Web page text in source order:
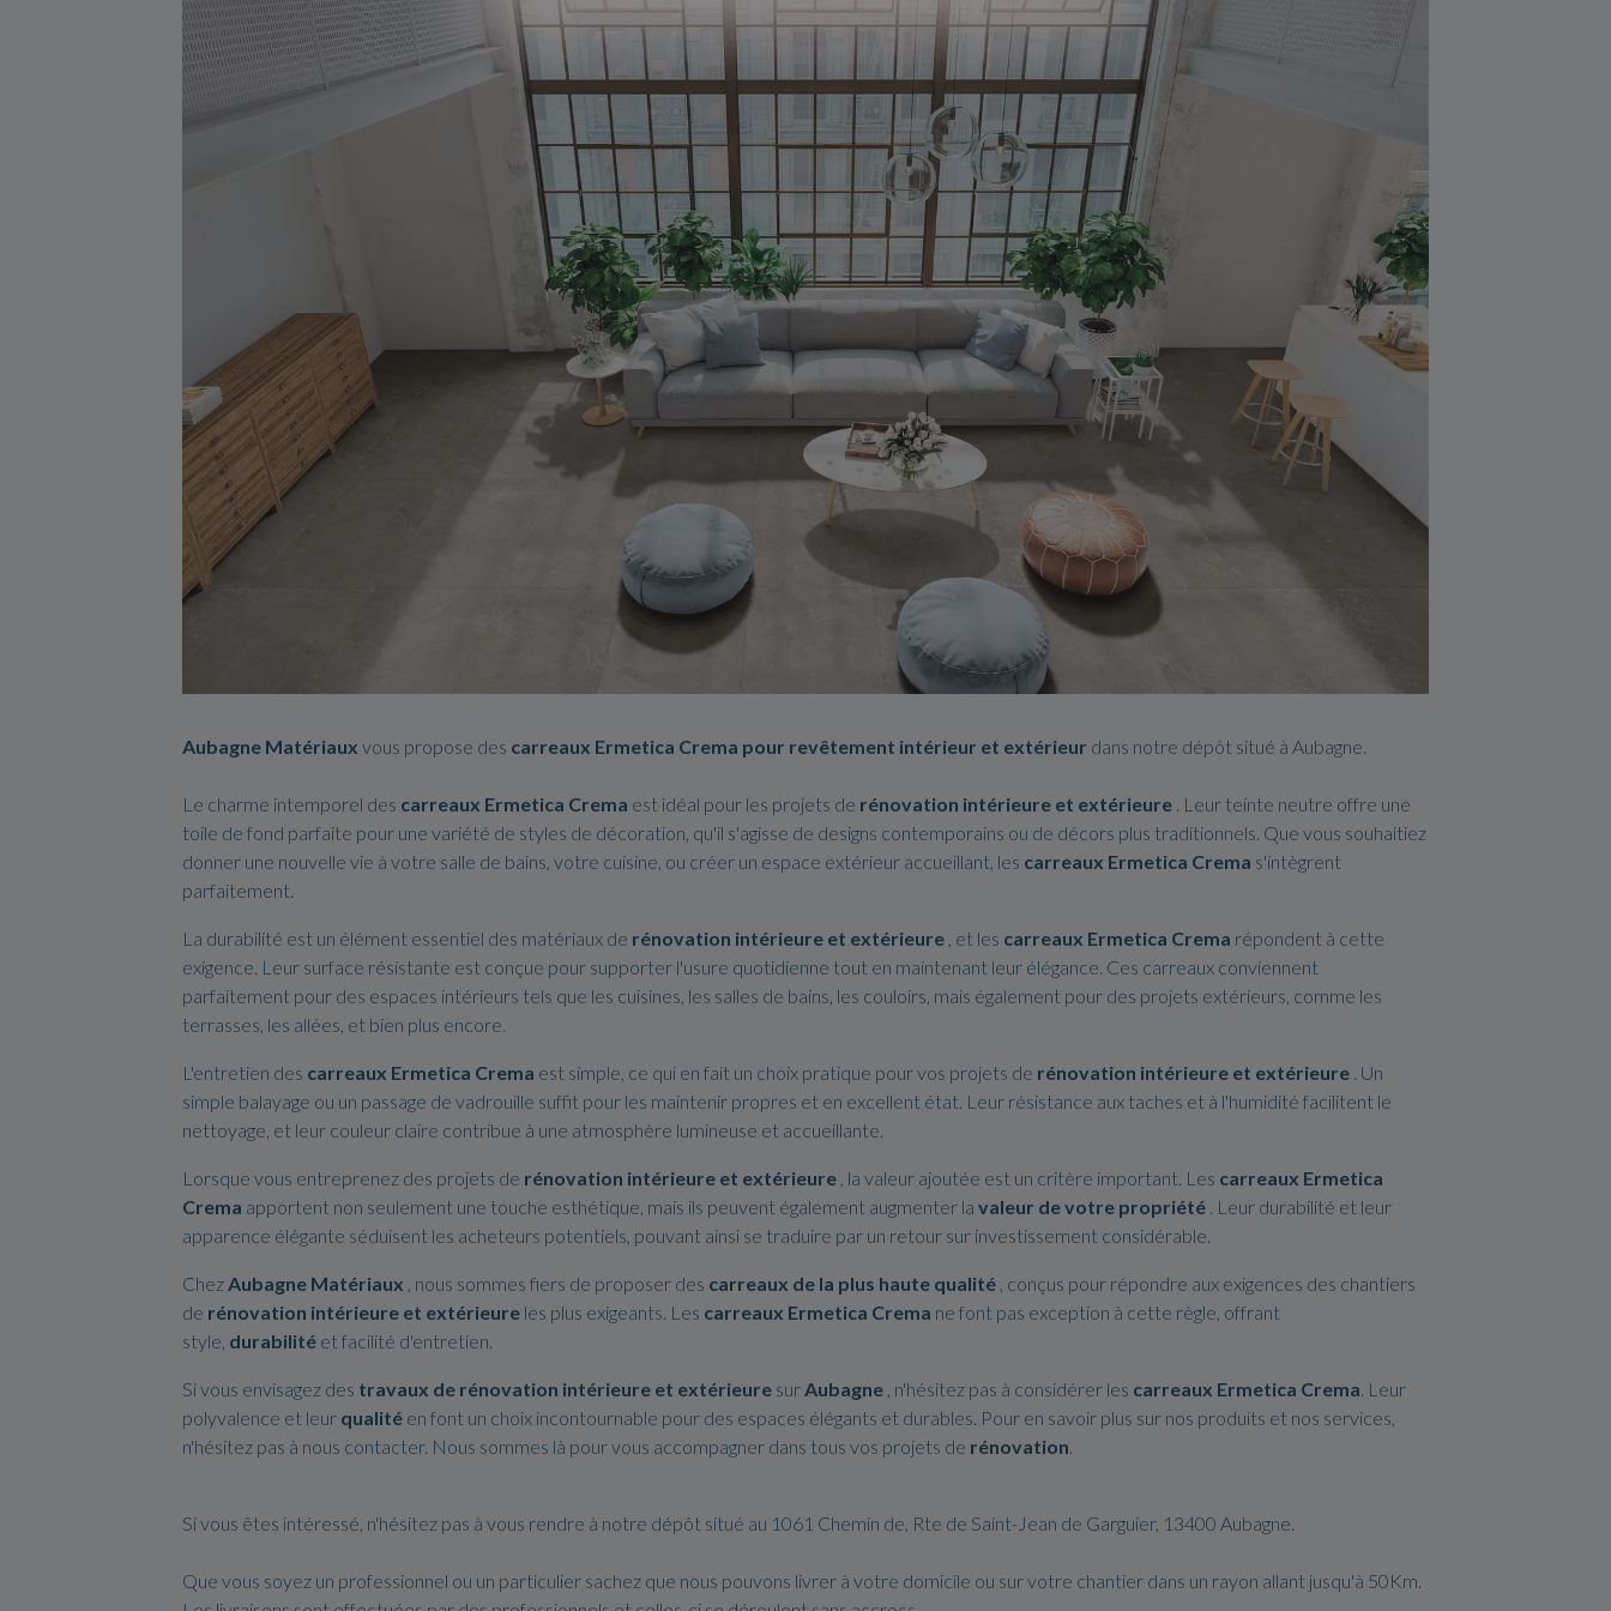
Aubagne Matériaux vous propose des carreaux Ermetica Crema pour revêtement intérieur et extérieur dans notre dépôt situé à Aubagne.
Le charme intemporel des carreaux Ermetica Crema est idéal pour les projets de rénovation intérieure et extérieure . Leur teinte neutre offre une
toile de fond parfaite pour une variété de styles de décoration, qu'il s'agisse de designs contemporains ou de décors plus traditionnels. Que vous souhaitiez
donner une nouvelle vie à votre salle de bains, votre cuisine, ou créer un espace extérieur accueillant, les carreaux Ermetica Crema s'intègrent
parfaitement.
La durabilité est un élément essentiel des matériaux de rénovation intérieure et extérieure , et les carreaux Ermetica Crema répondent à cette
exigence. Leur surface résistante est conçue pour supporter l'usure quotidienne tout en maintenant leur élégance. Ces carreaux conviennent
parfaitement pour des espaces intérieurs tels que les cuisines, les salles de bains, les couloirs, mais également pour des projets extérieurs, comme les
terrasses, les allées, et bien plus encore.
L'entretien des carreaux Ermetica Crema est simple, ce qui en fait un choix pratique pour vos projets de rénovation intérieure et extérieure . Un
simple balayage ou un passage de vadrouille suffit pour les maintenir propres et en excellent état. Leur résistance aux taches et à l'humidité facilitent le
nettoyage, et leur couleur claire contribue à une atmosphère lumineuse et accueillante.
Lorsque vous entreprenez des projets de rénovation intérieure et extérieure , la valeur ajoutée est un critère important. Les carreaux Ermetica
Crema apportent non seulement une touche esthétique, mais ils peuvent également augmenter la valeur de votre propriété . Leur durabilité et leur
apparence élégante séduisent les acheteurs potentiels, pouvant ainsi se traduire par un retour sur investissement considérable.
ChezAubagne Matériaux , nous sommes fiers de proposer des carreaux de la plus haute qualité , conçus pour répondre aux exigences des chantiers
de rénovation intérieure et extérieure les plus exigeants. Les carreaux Ermetica Crema ne font pas exception à cette règle, offrant
style, durabilité et facilité d'entretien.
Si vous envisagez des travaux de rénovation intérieure et extérieure surAubagne , n'hésitez pas à considérer les carreaux Ermetica Crema. Leur
polyvalence et leur qualité en font un choix incontournable pour des espaces élégants et durables. Pour en savoir plus sur nos produits et nos services,
n'hésitez pas à nous contacter. Nous sommes là pour vous accompagner dans tous vos projets de rénovation.
Si vous êtes intéressé, n'hésitez pas à vous rendre à notre dépôt situé au 1061 Chemin de, Rte de Saint-Jean de Garguier, 13400 Aubagne.
Que vous soyez un professionnel ou un particulier sachez que nous pouvons livrer à votre domicile ou sur votre chantier dans un rayon allant jusqu'à 50Km.